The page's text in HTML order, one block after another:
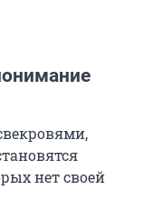
нет своей